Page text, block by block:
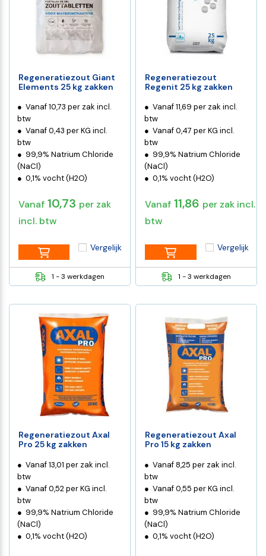
Regeneratiezout Giant
Elements 25 kg zakken
Vanaf 10,73 per zak
incl. btw
Vanaf 10,73 per zak incl.
btw
Vanaf 0,43 per KG incl.
btw
99,9% Natrium Chloride
(NaCl)
0,1% vocht (H2O)
1 - 3 werkdagen
Vergelijk
Regeneratiezout
Regenit 25 kg zakken
Vanaf 11,86 per zak incl.
btw
Vanaf 11,69 per zak incl.
btw
Vanaf 0,47 per KG incl.
btw
99,9% Natrium Chloride
(NaCl)
0,1% vocht (H2O)
1 - 3 werkdagen
Vergelijk
Regeneratiezout Axal
Pro 25 kg zakken
Vanaf 13,01 per zak incl.
btw
Vanaf 0,52 per KG incl.
btw
99,9% Natrium Chloride
(NaCl)
0,1% vocht (H2O)
Regeneratiezout Axal
Pro 15 kg zakken
Vanaf 8,25 per zak incl.
btw
Vanaf 0,55 per KG incl.
btw
99,9% Natrium Chloride
(NaCl)
0,1% vocht (H2O)